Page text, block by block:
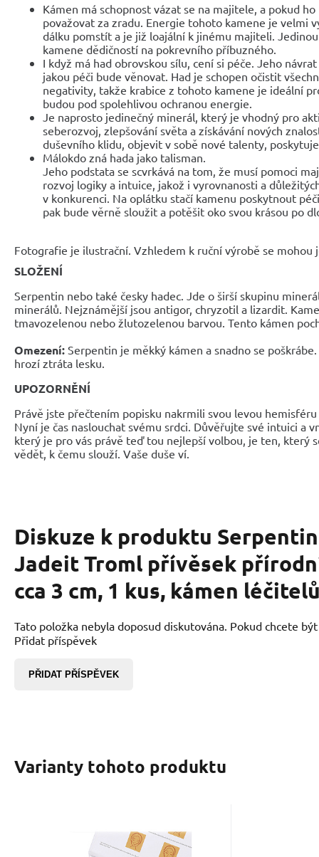
Kámen má schopnost vázat se na majitele, a pokud
považovat za zradu. Energie tohoto kamene je velmi
dálku pomstít a je již loajální k jinému majiteli.
kamene dědičností na pokrevního příbuzného.
I když má had obrovskou sílu, cení si péče. Jeho
jakou péči bude věnovat. Had je schopen očistit
negativity, takže krabice z tohoto kamene je ideální
budou pod spolehlivou ochranou energie.
Je naprosto jedinečný minerál, který je vhodný pro
seberozvoj, zlepšování světa a získávání nových
duševního klidu, objevit v sobě nové talenty,
Málokdo zná hada jako talisman.
Jeho podstata se scvrkává na tom, že musí pomoci
rozvoj logiky a intuice, jakož i vyrovnanosti a
v konkurenci. Na oplátku stačí kamenu poskytnout
pak bude věrně sloužit a potěšit oko svou krásou po
Fotografie je ilustrační. Vzhledem k ruční výrobě se
SLOŽENÍ
Serpentin nebo také česky hadec. Jde o širší skupinu
minerálů. Nejznámější jsou antigor, chryzotil a lizardit.
tmavozelenou nebo žlutozelenou barvou. Tento kámen
Omezení: Serpentin je měkký kámen a snadno se
hrozí ztráta lesku.
UPOZORNĚNÍ
Právě jste přečtením popisku nakrmili svou levou
Nyní je čas naslouchat svému srdci. Důvěřujte své intuici a
který je pro vás právě teď tou nejlepší volbou, je ten, který
vědět, k čemu slouží. Vaše duše ví.
Diskuze k produktu
Jadeit Troml přívěsek
cca 3 cm, 1 kus, kámen
Tato položka nebyla doposud diskutována. Pokud chcete
Přidat příspěvek
PŘIDAT PŘÍSPĚVEK
Varianty tohoto produktu
Serpentin Gua Sha 4,3
2302003
EAN: 2000000882390
805Kč
Skladem